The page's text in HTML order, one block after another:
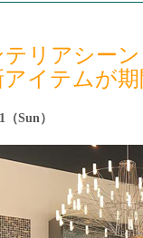
リアシー
イテムが期
Sun）